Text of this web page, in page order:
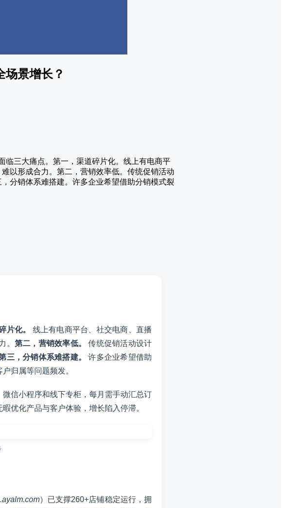
场景增长？
临三大痛点。第一，渠道碎片化。线上有电商平
以形成合力。第二，营销效率低。传统促销活动
分销体系难搭建。许多企业希望借助分销模式裂
片化。
线上有电商平台、社交电商、直播
。 第二，营销效率低。
传统促销活动设计
三，分销体系难搭建。
许多企业希望借助
归属等问题频发。
信小程序和线下专柜，每月需手动汇总订
优化产品与客户体验，增长陷入停滞。
）已支撑260+店铺稳定运行，拥